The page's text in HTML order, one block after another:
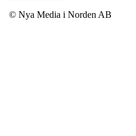
© Nya Media i Norden AB